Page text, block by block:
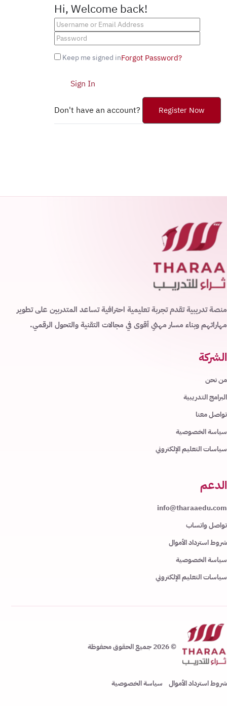
Hi, Welcome back!
Keep me signed inForgot Password?
Sign In
Don't have an account? Register Now
منصة تدريبية تقدم تجربة تعليمية احترافية تساعد المتدربين على تطوير
مهاراتهم وبناء مسار مهني أقوى في مجالات التقنية والتحول الرقمي.
الشركة
من نحن
البرامج التدريبية
تواصل معنا
سياسة الخصوصية
سياسات التعليم الإلكتروني
الدعم
info@tharaaedu.com
تواصل واتساب
شروط استرداد الأموال
سياسة الخصوصية
سياسات التعليم الإلكتروني
© 2026 جميع الحقوق محفوظة
شروط استرداد الأموال سياسة الخصوصية